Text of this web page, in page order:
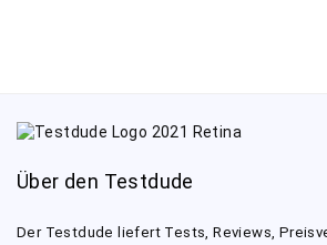
Über den Testdude
Der Testdude liefert Tests, Reviews,